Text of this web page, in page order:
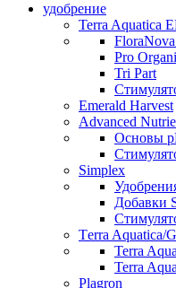
удобрение
Terra Aquatica
Pro
Tri Part
Emerald Harvest
Advanced
Основы
Simplex
Добавки
Тerra Aquatica/
Terra
Terra
Plagron